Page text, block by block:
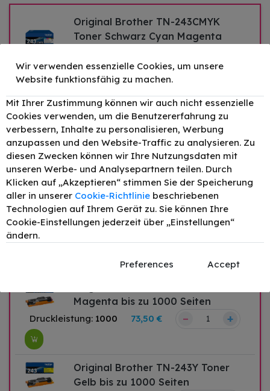
Original Brother TN-243CMYK
Toner Schwarz Cyan Magenta
4er-Pack
Druckleistung:4000
– +
Original Brother TN-243BK Toner
Schwarz bis zu 1000 Seiten
Druckleistung:1000 67,35 € – +
Original Brother TN-243C Toner
Cyan bis zu 1000 Seiten
Druckleistung:
Magenta bis zu 1000 Seiten
Druckleistung: 1000 73,50 € – +
Original Brother TN-243Y Toner
Gelb bis zu 1000 Seiten
Wir verwenden essenzielle Cookies, um unsere
Website funktionsfähig zu machen.
Mit Ihrer Zustimmung können wir auch nicht essenzielle
Cookies verwenden, um die Benutzererfahrung zu
verbessern, Inhalte zu personalisieren, Werbung
anzupassen und den Website-Traffic zu analysieren. Zu
diesen Zwecken können wir Ihre Nutzungsdaten mit
unseren Werbe- und Analysepartnern teilen. Durch
Klicken auf „Akzeptieren“ stimmen Sie der Speicherung
aller in unserer Cookie-Richtlinie beschriebenen
Technologien auf Ihrem Gerät zu. Sie können Ihre
Cookie-Einstellungen jederzeit über „Einstellungen“
ändern.
Preferences Accept